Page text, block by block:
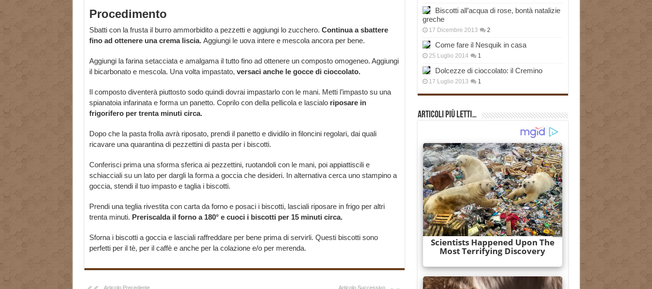
Procedimento
Sbatti con la frusta il burro ammorbidito a pezzetti e aggiungi lo zucchero. Continua a sbattere
fino ad ottenere una crema liscia. Aggiungi le uova intere e mescola ancora per bene.
Aggiungi la farina setacciata e amalgama il tutto fino ad ottenere un composto omogeneo. Aggiungi
il bicarbonato e mescola. Una volta impastato, versaci anche le gocce di cioccolato.
Il composto diventerà piuttosto sodo quindi dovrai impastarlo con le mani. Metti l’impasto su una
spianatoia infarinata e forma un panetto. Coprilo con della pellicola e lascialo riposare in
frigorifero per trenta minuti circa.
Dopo che la pasta frolla avrà riposato, prendi il panetto e dividilo in filoncini regolari, dai quali
ricavare una quarantina di pezzettini di pasta per i biscotti.
Conferisci prima una sforma sferica ai pezzettini, ruotandoli con le mani, poi appiattiscili e
schiacciali su un lato per dargli la forma a goccia che desideri. In alternativa cerca uno stampino a
goccia, stendi il tuo impasto e taglia i biscotti.
Prendi una teglia rivestita con carta da forno e posaci i biscotti, lasciali riposare in frigo per altri
trenta minuti. Preriscalda il forno a 180° e cuoci i biscotti per 15 minuti circa.
Sforna i biscotti a goccia e lasciali raffreddare per bene prima di servirli. Questi biscotti sono
perfetti per il tè, per il caffè e anche per la colazione e/o per merenda.
Articolo Precedente Articolo Successivo
Biscotti all’acqua di rose, bontà natalizie
greche
17 Dicembre 2013 2
Come fare il Nesquik in casa
25 Luglio 2014 1
Dolcezze di cioccolato: il Cremino
17 Luglio 2013 1
Articoli più Letti…